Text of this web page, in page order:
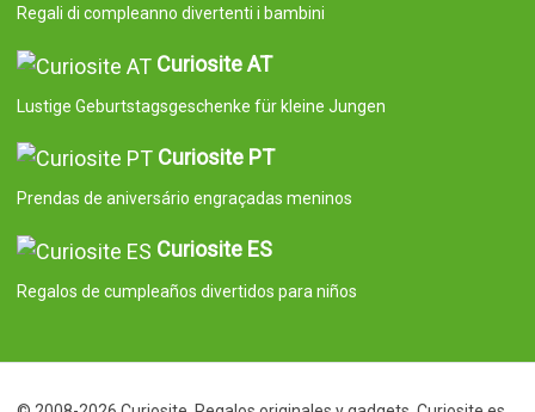
Regali di compleanno divertenti i bambini
Curiosite AT
Lustige Geburtstagsgeschenke für kleine Jungen
Curiosite PT
Prendas de aniversário engraçadas meninos
Curiosite ES
Regalos de cumpleaños divertidos para niños